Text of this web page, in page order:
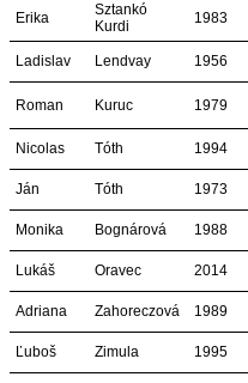
Erika
Sztankó
Kurdi
1983
Ladislav Lendvay 1956
Roman Kuruc 1979
Nicolas Tóth 1994
Ján Tóth 1973
Monika Bognárová 1988
Lukáš Oravec 2014
Adriana Zahoreczová 1989
Ľuboš Zimula 1995